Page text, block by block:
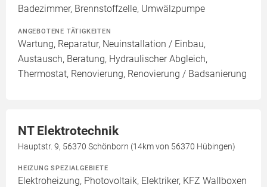
Badezimmer, Brennstoffzelle, Umwälzpumpe
ANGEBOTENE TÄTIGKEITEN
Wartung, Reparatur, Neuinstallation / Einbau,
Austausch, Beratung, Hydraulischer Abgleich,
Thermostat, Renovierung, Renovierung / Badsanierung
NT Elektrotechnik
Hauptstr. 9, 56370 Schönborn (14km von 56370 Hübingen)
HEIZUNG SPEZIALGEBIETE
Elektroheizung, Photovoltaik, Elektriker, KFZ Wallboxen